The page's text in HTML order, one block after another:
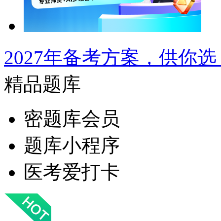
2027年备考方案，供你
精品题库
密题库会员
题库小程序
医考爱打卡